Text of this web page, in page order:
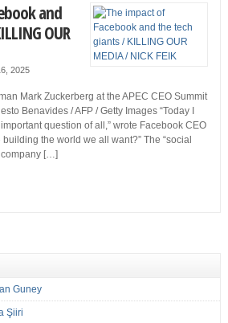
and
OUR
2025
Mark Zuckerberg at the APEC CEO Summit
Benavides / AFP / Getty Images “Today I
question of all,” wrote Facebook CEO
building the world we all want?” The “social
company […]
Guney
Şiiri